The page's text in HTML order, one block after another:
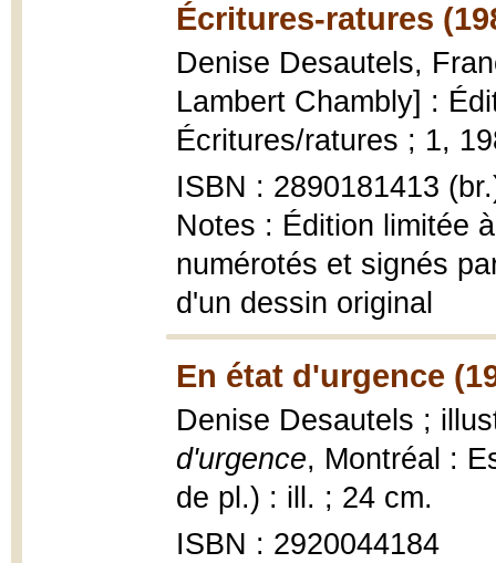
Écritures-ratures
Denise Desautels,
Lambert Chambly] :
Écritures/ratures ; 1,
ISBN : 2890181413
Notes : Édition limitée
numérotés et signés
d'un dessin original
En état d'urgence
Denise Desautels ;
d'urgence, Montréal :
de pl.) : ill. ; 24 cm.
ISBN : 2920044184